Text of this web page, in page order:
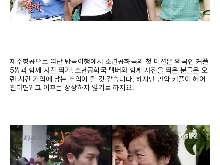
제주항공으로 떠난 방콕여행에서 소년공화국의 첫 미션은 외국인 커플
5쌍과 함께 사진 찍기 ! 소년공화국 멤버와 함께 사진을 찍은 분들은 오
랜 시간 기억에 남는 추억이 될 것 같습니다. 하지만 만약 커플이 헤어
진다면? 그 이후는 상상하지 않기로 하지요.